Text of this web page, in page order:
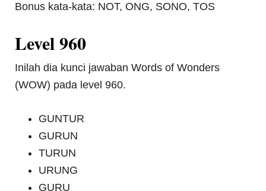
Bonus kata-kata: NOT, ONG, SONO, TOS
Level 960
Inilah dia kunci jawaban Words of Wonders
(WOW) pada level 960.
GUNTUR
GURUN
TURUN
URUNG
GURU